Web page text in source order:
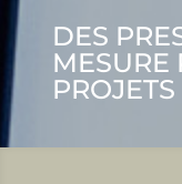
DES
MESURE
PROJETS